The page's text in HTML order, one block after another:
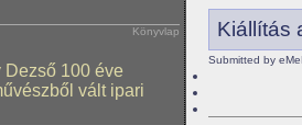
Könyvlap
Dezső 100 éve
vált ipari
Kiállítás
Submitted by